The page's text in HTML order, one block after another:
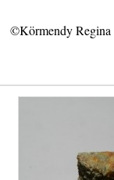
©Körmendy Regina